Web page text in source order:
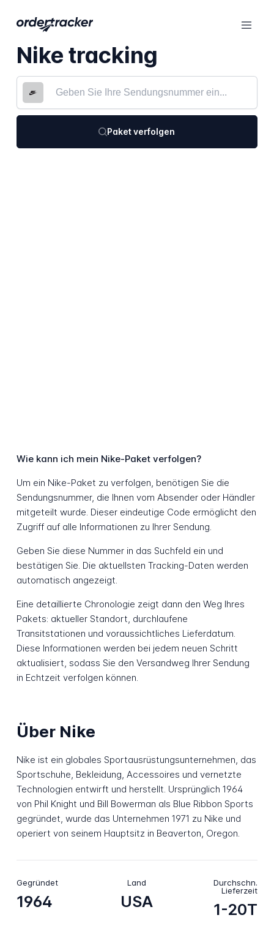
Nike tracking
Paket verfolgen
Wie kann ich mein Nike-Paket verfolgen?
Um ein Nike-Paket zu verfolgen, benötigen Sie die
Sendungsnummer, die Ihnen vom Absender oder Händler
mitgeteilt wurde. Dieser eindeutige Code ermöglicht den
Zugriff auf alle Informationen zu Ihrer Sendung.
Geben Sie diese Nummer in das Suchfeld ein und
bestätigen Sie. Die aktuellsten Tracking-Daten werden
automatisch angezeigt.
Eine detaillierte Chronologie zeigt dann den Weg Ihres
Pakets: aktueller Standort, durchlaufene
Transitstationen und voraussichtliches Lieferdatum.
Diese Informationen werden bei jedem neuen Schritt
aktualisiert, sodass Sie den Versandweg Ihrer Sendung
in Echtzeit verfolgen können.
Über Nike
Nike ist ein globales Sportausrüstungsunternehmen, das
Sportschuhe, Bekleidung, Accessoires und vernetzte
Technologien entwirft und herstellt. Ursprünglich 1964
von Phil Knight und Bill Bowerman als Blue Ribbon Sports
gegründet, wurde das Unternehmen 1971 zu Nike und
operiert von seinem Hauptsitz in Beaverton, Oregon.
Gegründet
1964
Land
USA
Durchschn.
Lieferzeit
1-20T